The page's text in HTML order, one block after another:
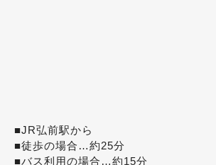
■JR弘前駅から
■徒歩の場合…約25分
■バス利用の場合…約15分